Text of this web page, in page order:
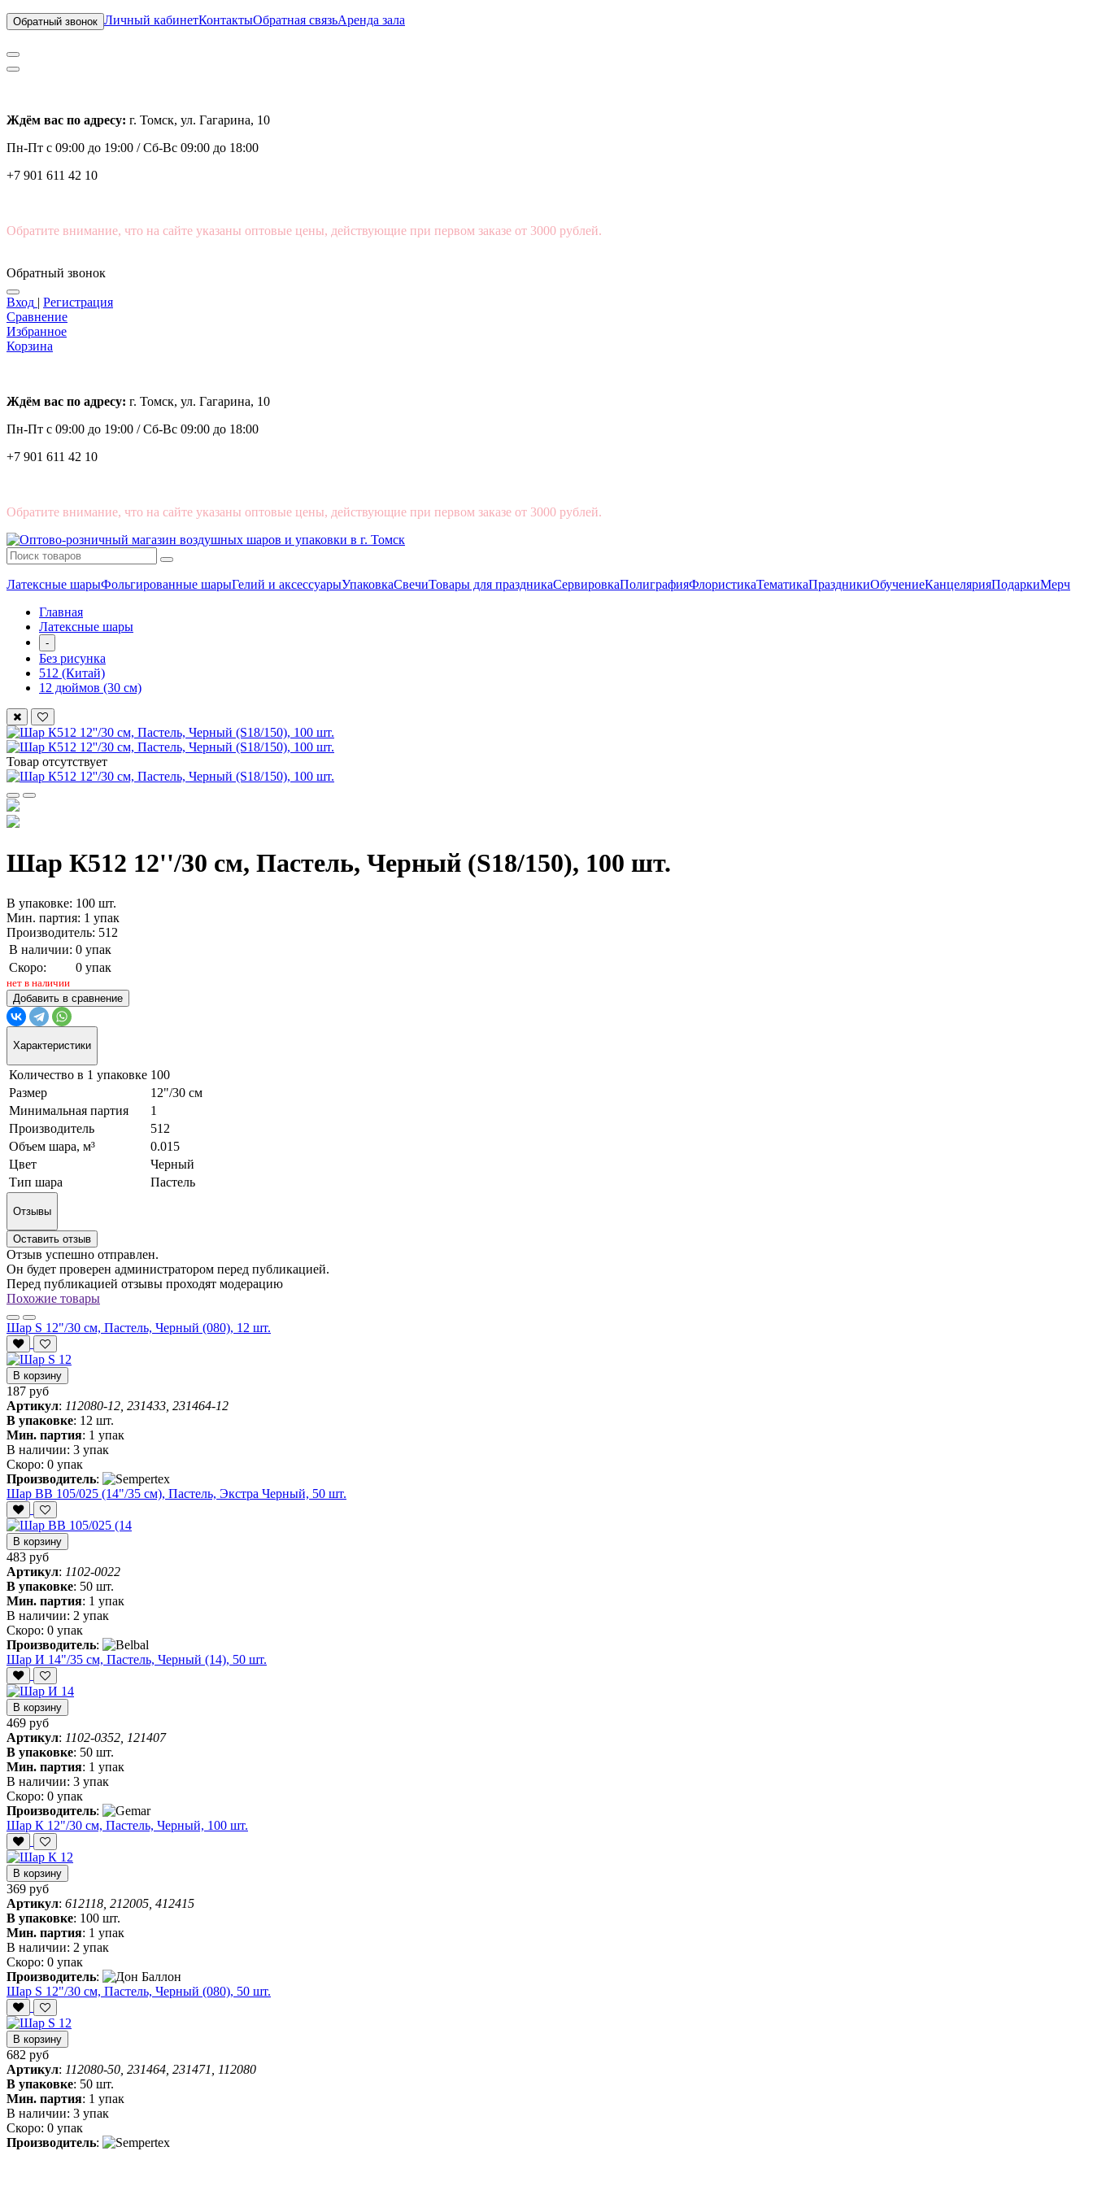
Обратный звонок Личный кабинетКонтактыОбратная связьАренда зала
Ждём вас по адресу: г. Томск, ул. Гагарина, 10
Пн-Пт с 09:00 до 19:00 /Сб-Вс 09:00 до 18:00
+7 901 611 42 10
Обратите внимание, что на сайте указаны оптовые цены, действующие при первом заказе от 3000 рублей.
Обратный звонок
Вход | Регистрация
Сравнение
Избранное
Корзина
Ждём вас по адресу: г. Томск, ул. Гагарина, 10
Пн-Пт с 09:00 до 19:00 /Сб-Вс 09:00 до 18:00
+7 901 611 42 10
Обратите внимание, что на сайте указаны оптовые цены, действующие при первом заказе от 3000 рублей.
Латексные шарыФольгированные шарыГелий и аксессуарыУпаковкаСвечиТовары для праздникаСервировкаПолиграфияФлористикаТематикаПраздникиОбучениеКанцелярияПодаркиМерч
Главная
Латексные шары
-
Без рисунка
512 (Китай)
12 дюймов (30 см)
Товар отсутствует
Шар К512 12''/30 см, Пастель, Черный (S18/150), 100 шт.
В упаковке: 100 шт.
Мин. партия: 1 упак
Производитель: 512
В наличии: 0 упак
Скоро:
0 упак
нет в наличии
Добавить в сравнение
Характеристики
Количество в 1 упаковке 100
Размер
12"/30 см
Минимальная партия
1
Производитель
512
Объем шара, м³
0.015
Цвет
Черный
Тип шара
Пастель
Отзывы
Оставить отзыв
Отзыв успешно отправлен.
Он будет проверен администратором перед публикацией.
Перед публикацией отзывы проходят модерацию
Похожие товары
Шар S 12"/30 см, Пастель, Черный (080), 12 шт.
В корзину
187 руб
Артикул: 112080-12, 231433, 231464-12
В упаковке: 12 шт.
Мин. партия: 1 упак
В наличии: 3 упак
Скоро: 0 упак
Производитель:
Шар ВВ 105/025 (14"/35 см), Пастель, Экстра Черный, 50 шт.
В корзину
483 руб
Артикул: 1102-0022
В упаковке: 50 шт.
Мин. партия: 1 упак
В наличии: 2 упак
Скоро: 0 упак
Производитель:
Шар И 14"/35 см, Пастель, Черный (14), 50 шт.
В корзину
469 руб
Артикул: 1102-0352, 121407
В упаковке: 50 шт.
Мин. партия: 1 упак
В наличии: 3 упак
Скоро: 0 упак
Производитель:
Шар К 12"/30 см, Пастель, Черный, 100 шт.
В корзину
369 руб
Артикул: 612118, 212005, 412415
В упаковке: 100 шт.
Мин. партия: 1 упак
В наличии: 2 упак
Скоро: 0 упак
Производитель:
Шар S 12"/30 см, Пастель, Черный (080), 50 шт.
В корзину
682 руб
Артикул: 112080-50, 231464, 231471, 112080
В упаковке: 50 шт.
Мин. партия: 1 упак
В наличии: 3 упак
Скоро: 0 упак
Производитель: